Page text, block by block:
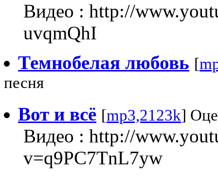
Видео : http://
uvqmQhI
Темнобелая любовь [
песня
Вот и всё [mp3,2123k]
Видео : http://
v=q9PC7TnL7yw